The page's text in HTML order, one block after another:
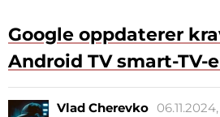
Google oppdaterer
Android TV smart-TV-
Vlad Cherevko